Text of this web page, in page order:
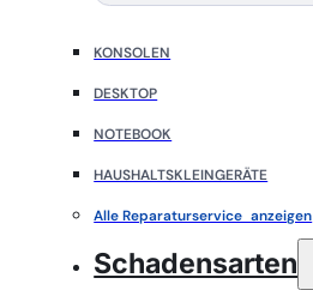
KONSOLEN
DESKTOP
NOTEBOOK
HAUSHALTSKLEINGERÄTE
Alle Reparaturservice anzeigen
Schadensarten